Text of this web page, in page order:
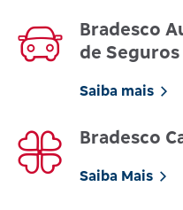
Bradesco
de Seguros
Saiba mais
Bradesco
Saiba Mais